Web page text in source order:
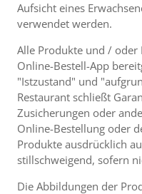
Aufsicht eines
verwendet werden.
Alle Produkte und / oder
Online-Bestell-App
"Istzustand" und
Restaurant schließt
Zusicherungen oder
Online-Bestellung oder
Produkte ausdrücklich
stillschweigend, sofern
Die Abbildungen der